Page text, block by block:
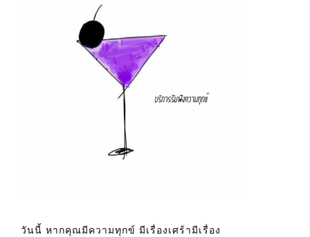
วันนี้ หากคุณมีความทุกข์ มีเรื่องเศร้ามีเรื่อง